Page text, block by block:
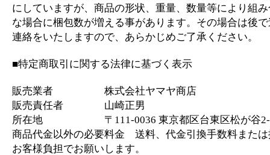
にしていますが、商品の形状、重量、数量等により組
な場合に梱包数が増える事があります。その場合は後
連絡をいたしますので、あらかじめご了承ください。
■特定商取引に関する法律に基づく表示
販売業者 株式会社ヤマヤ商店
販売責任者 山崎正男
所在地 〒111-0036 東京都区台東区松が谷2-
商品代金以外の必要料金 送料、代金引換手数料また
お客様負担でお願いします。